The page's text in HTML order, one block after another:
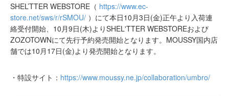
SHEL’TTER WEBSTORE（ https://www.ec-
store.net/sws/r/rSMOU/ ）にて本日10月3日(金)正午より入荷連
絡受付開始、10月9日(木)よりSHEL'TTER WEBSTOREおよび
ZOZOTOWNにて先行予約発売開始となります。MOUSSY国内店
舗では10月17日(金)より発売開始となります。
・特設サイト： https://www.moussy.ne.jp/collaboration/umbro/